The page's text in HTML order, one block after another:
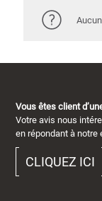
Vous êtes client
Votre avis nous
en répondant à notre
CLIQUEZ ICI